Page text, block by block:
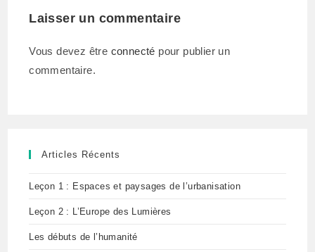
Laisser un commentaire
Vous devez être connecté pour publier un
commentaire.
Articles Récents
Leçon 1 : Espaces et paysages de l’urbanisation
Leçon 2 : L’Europe des Lumières
Les débuts de l’humanité